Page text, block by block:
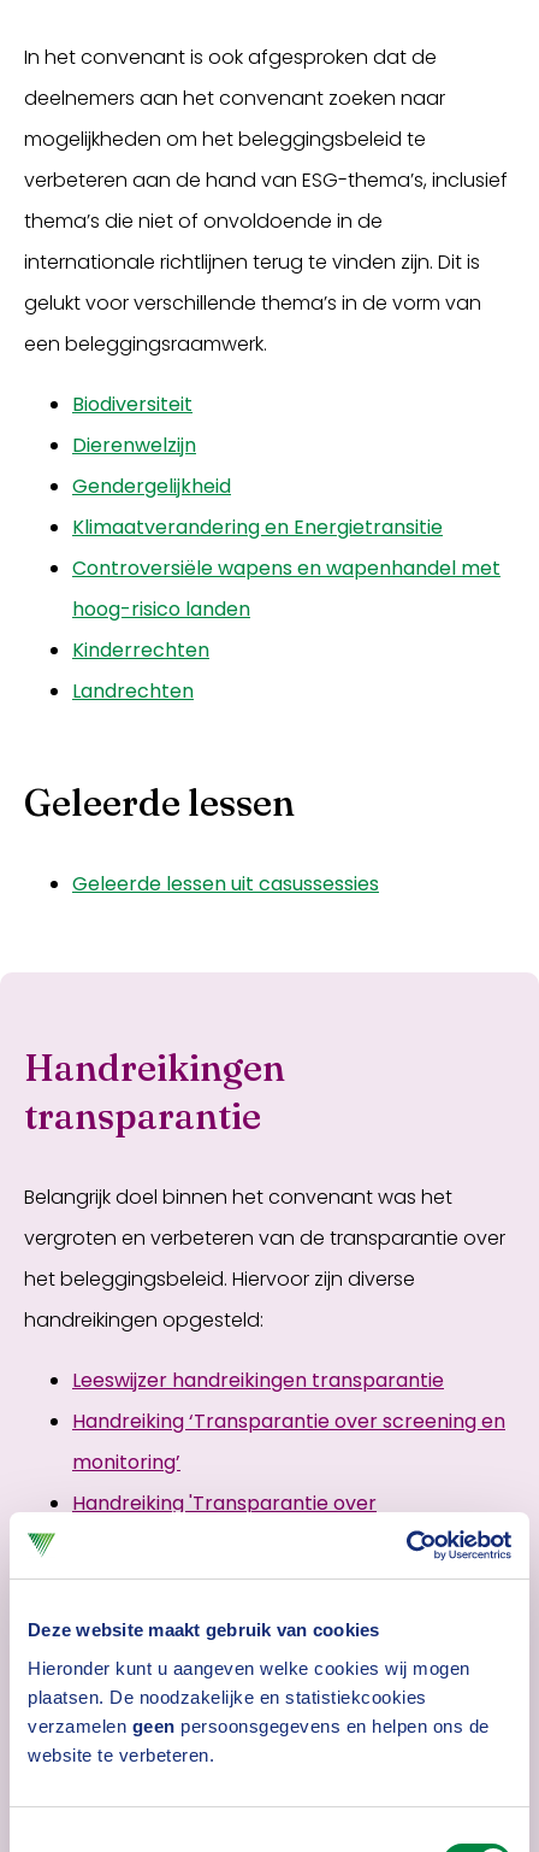
Deze website maakt gebruik van cookies
Hieronder kunt u aangeven welke cookies wij mogen
plaatsen. De noodzakelijke en statistiekcookies
verzamelen geen persoonsgegevens en helpen ons de
website te verbeteren.
In het convenant is ook afgesproken dat de
deelnemers aan het convenant zoeken naar
mogelijkheden om het beleggingsbeleid te
verbeteren aan de hand van ESG-thema’s, inclusief
thema’s die niet of onvoldoende in de
internationale richtlijnen terug te vinden zijn. Dit is
gelukt voor verschillende thema’s in de vorm van
een beleggingsraamwerk.
Biodiversiteit
Dierenwelzijn
Gendergelijkheid
Klimaatverandering en Energietransitie
Controversiële wapens en wapenhandel met
hoog-risico landen
Kinderrechten
Landrechten
Geleerde lessen
Geleerde lessen uit casussessies
Handreikingen
transparantie
Belangrijk doel binnen het convenant was het
vergroten en verbeteren van de transparantie over
het beleggingsbeleid. Hiervoor zijn diverse
handreikingen opgesteld:
Leeswijzer handreikingen transparantie
Handreiking ‘Transparantie over screening en
monitoring’
Handreiking 'Transparantie over
Handreiking 'UNGP Reporting Framework'
Handreiking ‘Transparantie over acties na
melding van ernstige misstanden’
Handreiking ‘Transparantie over engagement’
Handreiking ‘Rapporteren over de Duurzame